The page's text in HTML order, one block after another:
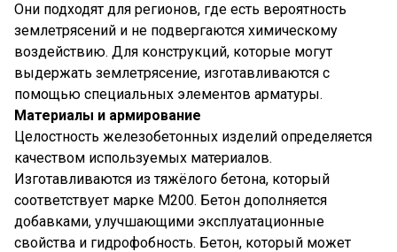
Они подходят для регионов, где есть вероятность
землетрясений и не подвергаются химическому
воздействию. Для конструкций, которые могут
выдержать землетрясение, изготавливаются с
помощью специальных элементов арматуры.
Материалы и армирование
Целостность железобетонных изделий определяется
качеством используемых материалов.
Изготавливаются из тяжёлого бетона, который
соответствует марке М200. Бетон дополняется
добавками, улучшающими эксплуатационные
свойства и гидрофобность. Бетон, который может